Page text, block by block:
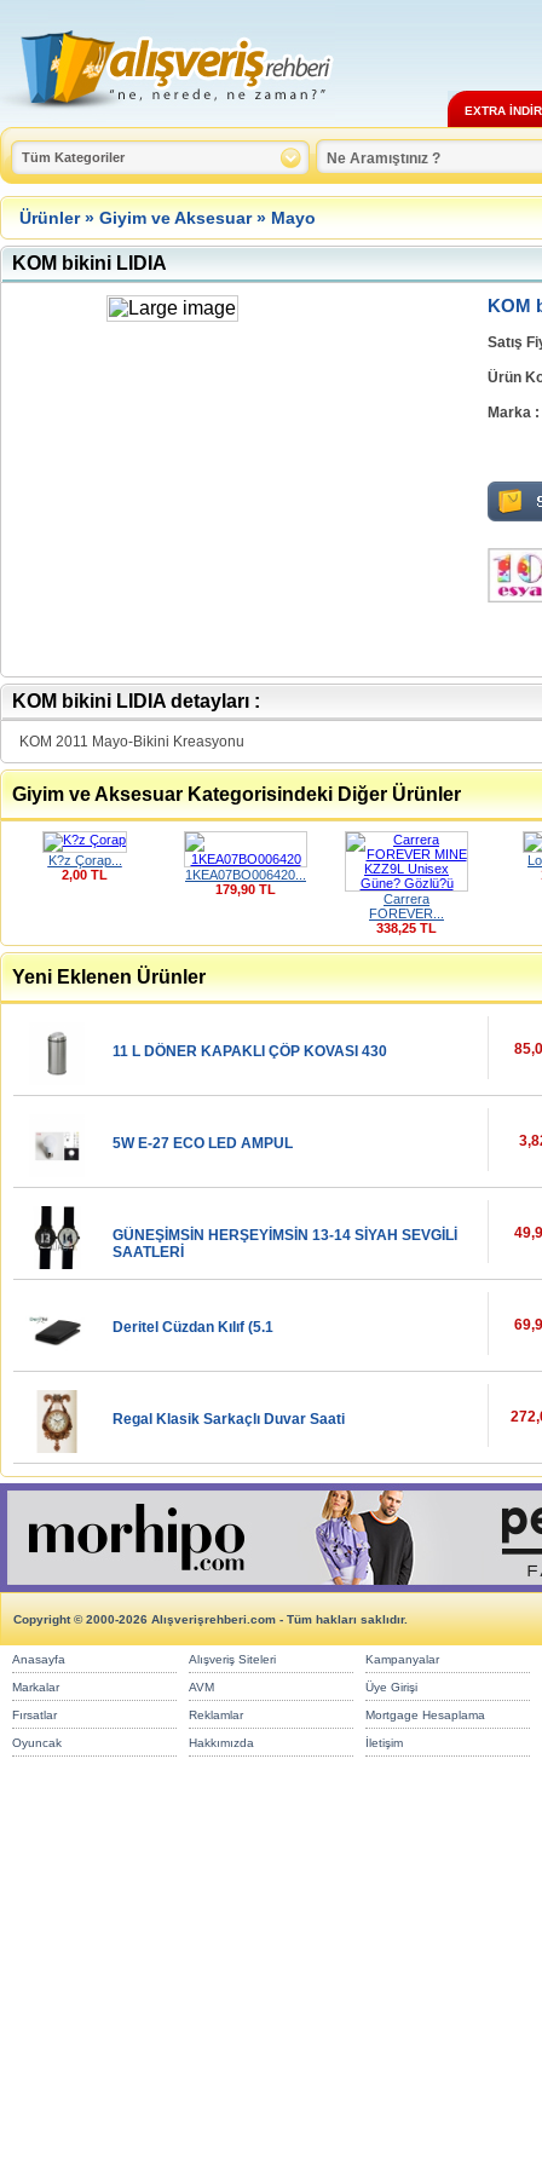
EXTRA
Ürünler»Giyim ve Aksesuar»Mayo
KOM bikini LIDIA
KOM
Satış
Ürün
Marka :
KOM bikini LIDIA detayları :
KOM 2011 Mayo-Bikini Kreasyonu
Giyim ve Aksesuar Kategorisindeki Diğer Ürünler
K?z Çorap...
2,00 TL
1KEA07BO006420...
179,90 TL
Carrera
FOREVER...
338,25 TL
Yeni Eklenen Ürünler
11 L DÖNER KAPAKLI ÇÖP KOVASI 430
5W E-27 ECO LED AMPUL
GÜNEŞİMSİN HERŞEYİMSİN 13-14 SİYAH SEVGİLİ
SAATLERİ
Deritel Cüzdan Kılıf (5.1
Regal Klasik Sarkaçlı Duvar Saati
Copyright © 2000-2026 Alışverişrehberi.com - Tüm hakları saklıdır.
Anasayfa Alışveriş Siteleri Kampanyalar
Markalar AVM Üye Girişi
Fırsatlar Reklamlar Mortgage Hesaplama
Oyuncak Hakkımızda İletişim